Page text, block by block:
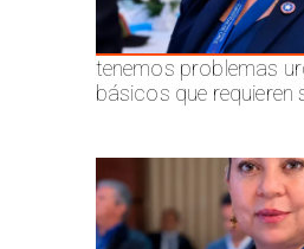
tenemos problemas
básicos que requieren